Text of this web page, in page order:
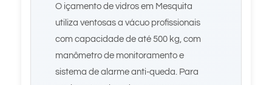
O içamento de vidros em Mesquita
utiliza ventosas a vácuo profissionais
com capacidade de até 500 kg, com
manômetro de monitoramento e
sistema de alarme anti-queda. Para